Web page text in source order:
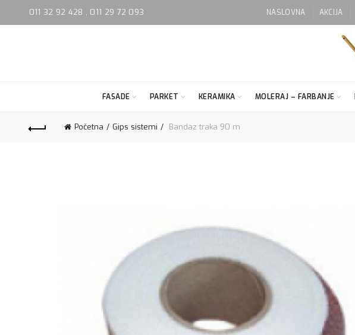
011 32 92 428 , 011 29 72 093 NASLOVNA AKCIJA
FASADE PARKET KERAMIKA MOLERAJ – FARBANJE
Početna Gips sistemi Bandaz traka 90 m